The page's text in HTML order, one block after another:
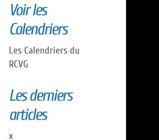
Voir les
Calendriers
Les Calendriers du
RCVG
Les derniers
articles
x